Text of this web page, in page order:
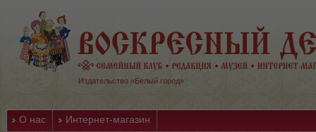
Издательство «Белый город»
О нас Интернет-магазин